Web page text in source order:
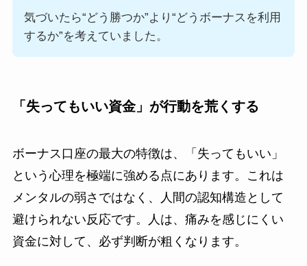
気づいたら“どう勝つか”より“どうボーナスを利用
するか”を考えていました。
「失ってもいい資金」が行動を荒くする
ボーナス口座の最大の特徴は、「失ってもいい」
という心理を極端に強める点にあります。これは
メンタルの弱さではなく、人間の認知構造として
避けられない反応です。人は、痛みを感じにくい
資金に対して、必ず判断が粗くなります。